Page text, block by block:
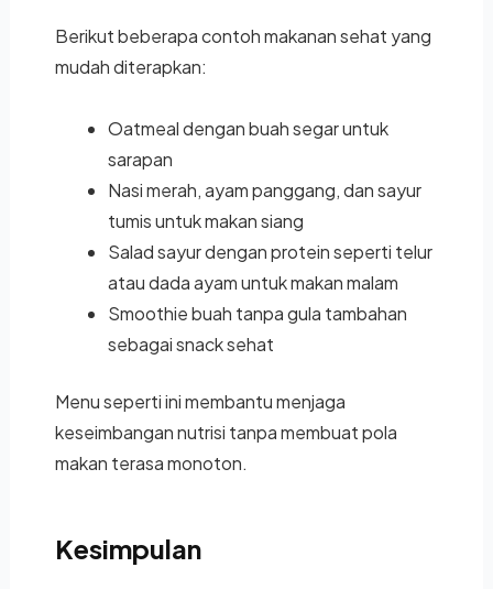
Berikut beberapa contoh makanan sehat yang
mudah diterapkan:
Oatmeal dengan buah segar untuk
sarapan
Nasi merah, ayam panggang, dan sayur
tumis untuk makan siang
Salad sayur dengan protein seperti telur
atau dada ayam untuk makan malam
Smoothie buah tanpa gula tambahan
sebagai snack sehat
Menu seperti ini membantu menjaga
keseimbangan nutrisi tanpa membuat pola
makan terasa monoton.
Kesimpulan